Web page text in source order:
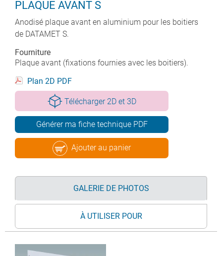
PLAQUE AVANT S
Anodisé plaque avant en aluminium pour les boitiers
de DATAMET S.
Fourniture
Plaque avant (fixations fournies avec les boitiers).
Plan 2D PDF
Télécharger 2D et 3D
Générer ma fiche technique PDF
Ajouter au panier
GALERIE DE PHOTOS
À UTILISER POUR